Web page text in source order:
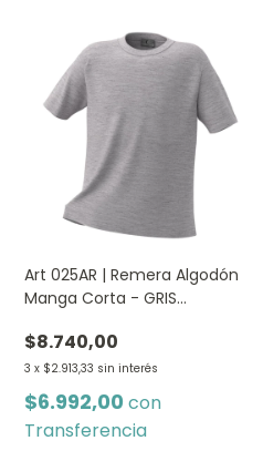
Art 025AR | Remera Algodón
Manga Corta - GRIS
$8.740,00
3 x $2.913,33 sin interés
$6.992,00 con
Transferencia